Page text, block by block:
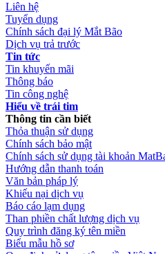
Liên hệ
Tuyển dụng
Chính sách đại lý Mắt Bão
Dịch vụ trả trước
Tin tức
Tin khuyến mãi
Thông báo
Tin công nghệ
Hiểu về trái tim
Thông tin cần biết
Thỏa thuận sử dụng
Chính sách bảo mật
Chính sách sử dụng tài khoản
Hướng dẫn thanh toán
Văn bản pháp lý
Khiếu nại dịch vụ
Báo cáo lạm dụng
Than phiền chất lượng dịch vụ
Quy trình đăng ký tên miền
Biểu mẫu hồ sơ